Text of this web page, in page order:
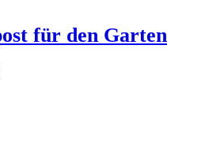
für den Garten